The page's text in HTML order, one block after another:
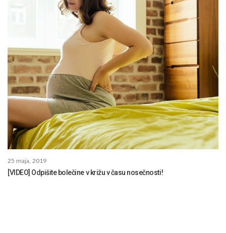
25 maja, 2019
[VIDEO] Odpišite bolečine v križu v času nosečnosti!